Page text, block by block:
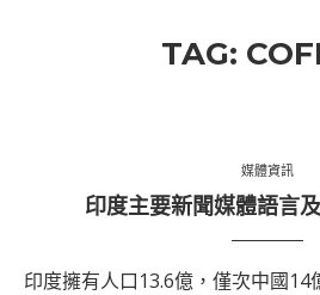
TAG:
媒體資訊
印度主要新聞媒體語言
印度擁有人口13.6億，僅次中國